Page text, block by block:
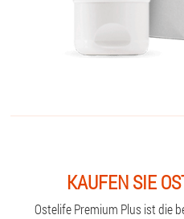
KAUFEN SIE
Ostelife Premium Plus ist die